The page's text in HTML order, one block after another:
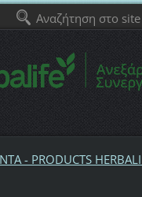
- PRODUCTS
Αναζήτηση στο site